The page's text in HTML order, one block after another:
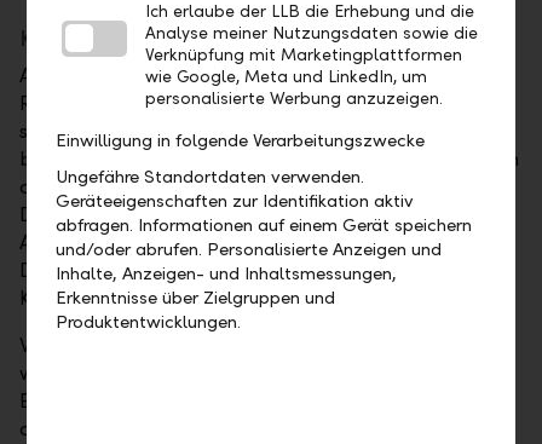
Klassische Portfolios in der Gegenwart
Anhaltende Inflation und wachsende
Rezessionsängste haben die Märkte in diesem Jahr
stark belastet. Die zuvor angeführten
begünstigenden Faktoren gehören wohl allein wegen
des erhöhten Inflationsniveaus der Vergangenheit an.
Das Ergebnis dürfte eine höhere Korrelation von
Aktien und Anleihen sein, was die
Diversifizierungsvorteile einer klassischen
Kombination beschränkt.
Was können wir als Anleger tun? Eine Möglichkeit
wäre die Aktienquote zu erhöhen, um nivellierende
Effekte zu erreichen. Eine andere Variante bestünde
darin, mehr Anleihen mit schlechterer Bonität ins
Ich erlaube der LLB die Erhebung und die
Analyse meiner Nutzungsdaten sowie die
Verknüpfung mit Marketingplattformen
wie Google, Meta und LinkedIn, um
personalisierte Werbung anzuzeigen.
Einwilligung in folgende Verarbeitungszwecke
Ungefähre Standortdaten verwenden.
Geräteeigenschaften zur Identifikation aktiv
abfragen. Informationen auf einem Gerät speichern
und/oder abrufen. Personalisierte Anzeigen und
Inhalte, Anzeigen- und Inhaltsmessungen,
Erkenntnisse über Zielgruppen und
Produktentwicklungen.